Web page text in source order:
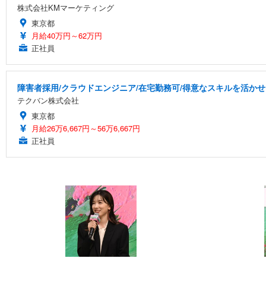
株式会社KMマーケティング
東京都
月給40万円～62万円
正社員
障害者採用/クラウドエンジニア/在宅勤務可/得意なスキルを活か
テクバン株式会社
東京都
月給26万6,667円～56万6,667円
正社員